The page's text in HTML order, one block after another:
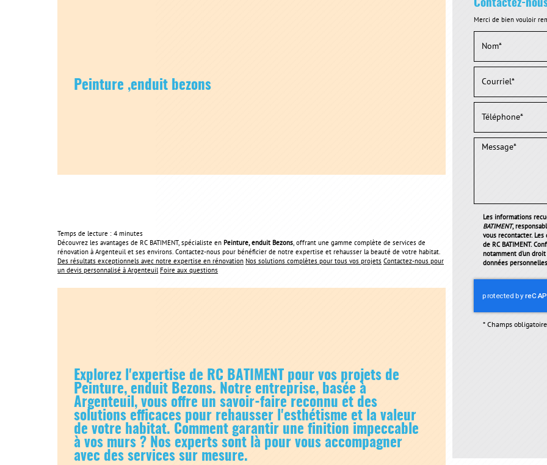
Peinture ,enduit bezons
Temps de lecture : 4 minutes
Découvrez les avantages de RC BATIMENT, spécialiste en Peinture, enduit Bezons , offrant une gamme complète de services de
rénovation à Argenteuil et ses environs. Contactez-nous pour bénéficier de notre expertise et rehausser la beauté de votre habitat.
Des résultats exceptionnels avec notre expertise en rénovation Nos solutions complètes pour tous vos projets Contactez-nous pour
un devis personnalisé à Argenteuil
Foire aux questions
Explorez l'expertise de RC BATIMENT pour vos projets de
Peinture, enduit Bezons. Notre entreprise, basée à
Argenteuil, vous offre un savoir-faire reconnu et des
solutions efficaces pour rehausser l'esthétisme et la valeur
de votre habitat. Comment garantir une finition impeccable
à vos murs ? Nos experts sont là pour vous accompagner
avec des services sur mesure.
Contactez-
Merci de bien vouloir
Les informations
BATIMENT,
vous recontacter.
de RC BATIMENT.
notamment d'un
données
*Champs